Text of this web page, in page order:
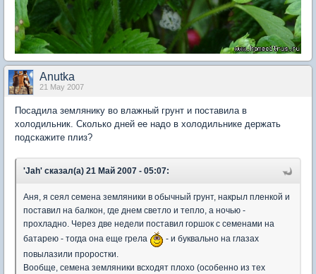
Anutka
21 May 2007
Посадила землянику во влажный грунт и поставила в
холодильник. Сколько дней ее надо в холодильнике держать
подскажите плиз?
'Jah' сказал(а) 21 Май 2007 - 05:07:
Аня, я сеял семена земляники в обычный грунт, накрыл пленкой и
поставил на балкон, где днем светло и тепло, а ночью -
прохладно. Через две недели поставил горшок с семенами на
батарею - тогда она еще грела
- и буквально на глазах
повылазили проростки.
Вообще, семена земляники всходят плохо (особенно из тех